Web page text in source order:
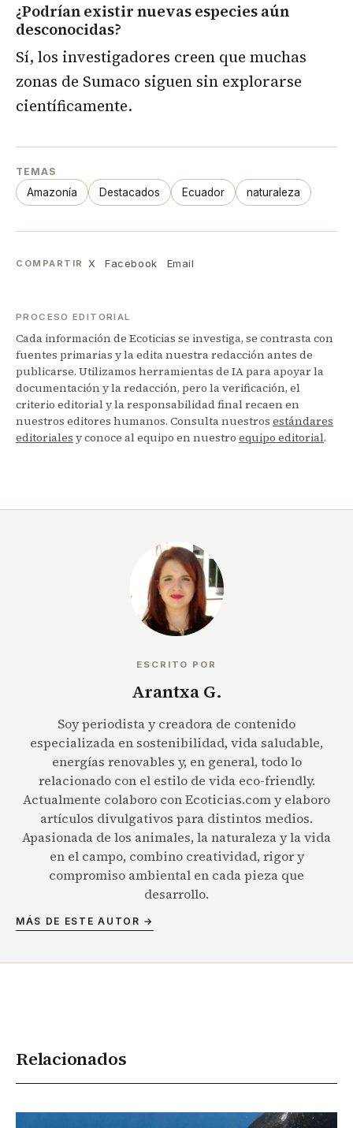
¿Podrían existir nuevas especies aún
desconocidas?
Sí, los investigadores creen que muchas
zonas de Sumaco siguen sin explorarse
científicamente.
TEMAS
Amazonía Destacados Ecuador naturaleza
COMPARTIR X Facebook Email
PROCESO EDITORIAL
Cada información de Ecoticias se investiga, se contrasta con
fuentes primarias y la edita nuestra redacción antes de
publicarse. Utilizamos herramientas de IA para apoyar la
documentación y la redacción, pero la verificación, el
criterio editorial y la responsabilidad final recaen en
nuestros editores humanos. Consulta nuestros estándares
editoriales y conoce al equipo en nuestro equipo editorial.
ESCRITO POR
Arantxa G.
Soy periodista y creadora de contenido
especializada en sostenibilidad, vida saludable,
energías renovables y, en general, todo lo
relacionado con el estilo de vida eco-friendly.
Actualmente colaboro con Ecoticias.com y elaboro
artículos divulgativos para distintos medios.
Apasionada de los animales, la naturaleza y la vida
en el campo, combino creatividad, rigor y
compromiso ambiental en cada pieza que
desarrollo.
MÁS DE ESTE AUTOR →
Relacionados